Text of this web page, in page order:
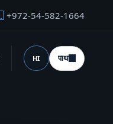
+972-54-582-1664
भाषा (desktop)
HI पाथ